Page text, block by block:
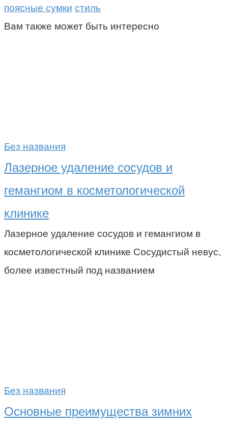
поясные сумки стиль
Вам также может быть интересно
Без названия
Лазерное удаление сосудов и
гемангиом в косметологической
клинике
Лазерное удаление сосудов и гемангиом в
косметологической клинике Сосудистый невус,
более известный под названием
Без названия
Основные преимущества зимних